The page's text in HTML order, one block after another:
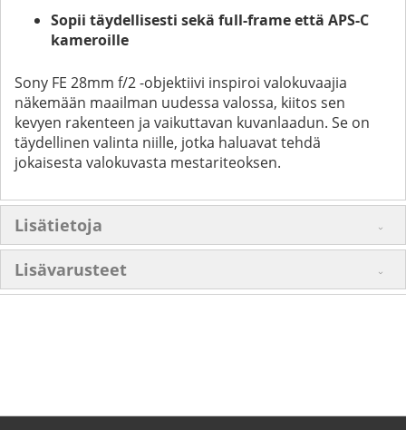
Sopii täydellisesti sekä full-frame että APS-C
kameroille
Sony FE 28mm f/2 -objektiivi inspiroi valokuvaajia
näkemään maailman uudessa valossa, kiitos sen
kevyen rakenteen ja vaikuttavan kuvanlaadun. Se on
täydellinen valinta niille, jotka haluavat tehdä
jokaisesta valokuvasta mestariteoksen.
Lisätietoja
Lisävarusteet